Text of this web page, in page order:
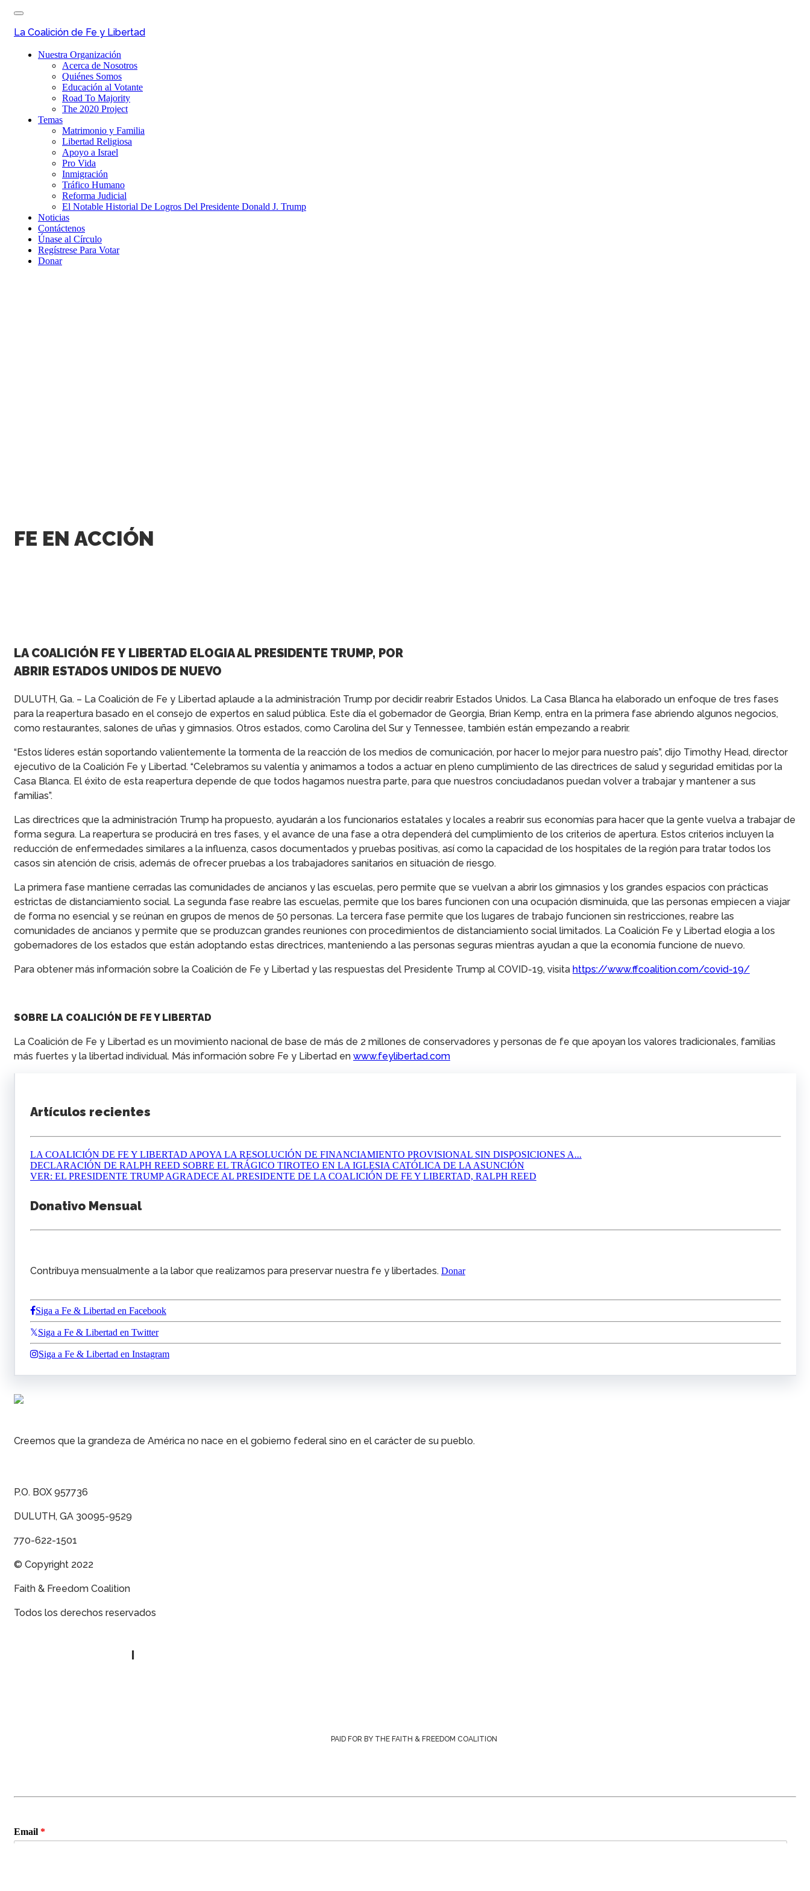
Skip
main
Toggle
navigation
La Coalición de Fe y Libertad
Nuestra Organización
Acerca de Nosotros
Quiénes Somos
Educación al Votante
Road To Majority
The 2020 Project
Temas
Matrimonio y Familia
Libertad Religiosa
Apoyo a Israel
Pro Vida
Inmigración
Tráfico Humano
Reforma Judicial
El Notable Historial De Logros Del Presidente Donald J. Trump
Noticias
Contáctenos
Únase al Círculo
Regístrese Para Votar
Donar
FE EN ACCIÓN
LA COALICIÓN FE Y LIBERTAD ELOGIA AL PRESIDENTE TRUMP, POR
ABRIR ESTADOS UNIDOS DE NUEVO
DULUTH, Ga. – La Coalición de Fe y Libertad aplaude a la administración Trump por decidir reabrir Estados Unidos. La Casa Blanca ha elaborado un enfoque de tres fases
para la reapertura basado en el consejo de expertos en salud pública. Este día el gobernador de Georgia, Brian Kemp, entra en la primera fase abriendo algunos negocios,
como restaurantes, salones de uñas y gimnasios. Otros estados, como Carolina del Sur y Tennessee, también están empezando a reabrir.
“Estos líderes están soportando valientemente la tormenta de la reacción de los medios de comunicación, por hacer lo mejor para nuestro país”, dijo Timothy Head, director
ejecutivo de la Coalición Fe y Libertad. “Celebramos su valentía y animamos a todos a actuar en pleno cumplimiento de las directrices de salud y seguridad emitidas por la
Casa Blanca. El éxito de esta reapertura depende de que todos hagamos nuestra parte, para que nuestros conciudadanos puedan volver a trabajar y mantener a sus
familias”.
Las directrices que la administración Trump ha propuesto, ayudarán a los funcionarios estatales y locales a reabrir sus economías para hacer que la gente vuelva a trabajar de
forma segura. La reapertura se producirá en tres fases, y el avance de una fase a otra dependerá del cumplimiento de los criterios de apertura. Estos criterios incluyen la
reducción de enfermedades similares a la influenza, casos documentados y pruebas positivas, así como la capacidad de los hospitales de la región para tratar todos los
casos sin atención de crisis, además de ofrecer pruebas a los trabajadores sanitarios en situación de riesgo.
La primera fase mantiene cerradas las comunidades de ancianos y las escuelas, pero permite que se vuelvan a abrir los gimnasios y los grandes espacios con prácticas
estrictas de distanciamiento social. La segunda fase reabre las escuelas, permite que los bares funcionen con una ocupación disminuida, que las personas empiecen a viajar
de forma no esencial y se reúnan en grupos de menos de 50 personas. La tercera fase permite que los lugares de trabajo funcionen sin restricciones, reabre las
comunidades de ancianos y permite que se produzcan grandes reuniones con procedimientos de distanciamiento social limitados. La Coalición Fe y Libertad elogia a los
gobernadores de los estados que están adoptando estas directrices, manteniendo a las personas seguras mientras ayudan a que la economía funcione de nuevo.
Para obtener más información sobre la Coalición de Fe y Libertad y las respuestas del Presidente Trump al COVID-19, visita https://www.ffcoalition.com/covid-19/
SOBRE LA COALICIÓN DE FE Y LIBERTAD
La Coalición de Fe y Libertad es un movimiento nacional de base de más de 2 millones de conservadores y personas de fe que apoyan los valores tradicionales, familias
más fuertes y la libertad individual. Más información sobre Fe y Libertad en www.feylibertad.com
Artículos recientes
LA COALICIÓN DE FE Y LIBERTAD APOYA LA RESOLUCIÓN DE FINANCIAMIENTO PROVISIONAL SIN DISPOSICIONES A...
DECLARACIÓN DE RALPH REED SOBRE EL TRÁGICO TIROTEO EN LA IGLESIA CATÓLICA DE LA ASUNCIÓN
VER: EL PRESIDENTE TRUMP AGRADECE AL PRESIDENTE DE LA COALICIÓN DE FE Y LIBERTAD, RALPH REED
Donativo Mensual
Contribuya mensualmente a la labor que realizamos para preservar nuestra fe y libertades. Donar
Siga a Fe & Libertad en Facebook
Siga a Fe & Libertad en Twitter
Siga a Fe & Libertad en Instagram
Creemos que la grandeza de América no nace en el gobierno federal sino en el carácter de su pueblo.
P.O. BOX 957736
DULUTH, GA 30095-9529
770-622-1501
© Copyright 2022
Faith & Freedom Coalition
Todos los derechos reservados
PAID FOR BY THE FAITH & FREEDOM COALITION
Email *